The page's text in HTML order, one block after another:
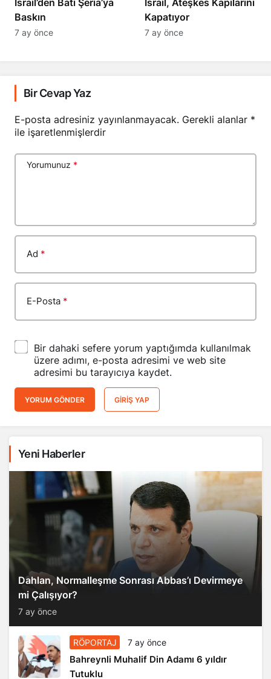
Baskın
7 ay önce
Kapatıyor
7 ay önce
Bir Cevap Yaz
E-posta adresiniz yayınlanmayacak. Gerekli alanlar *
ile işaretlenmişlerdir
Yorumunuz *
Ad *
E-Posta *
Bir dahaki sefere yorum yaptığımda kullanılmak
üzere adımı, e-posta adresimi ve web site
adresimi bu tarayıcıya kaydet.
YORUM GÖNDER GIRIŞ YAP
Yeni Haberler
Dahlan, Normalleşme Sonrası Abbas’ı Devirmeye
mi Çalışıyor?
7 ay önce
RÖPORTAJ 7 ay önce
Bahreynli Muhalif Din Adamı 6 yıldır
Tutuklu